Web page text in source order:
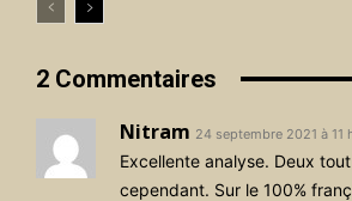
2 Commentaires
Nitram 24 septembre 2021 à 11
Excellente analyse. Deux
cependant. Sur le 100%